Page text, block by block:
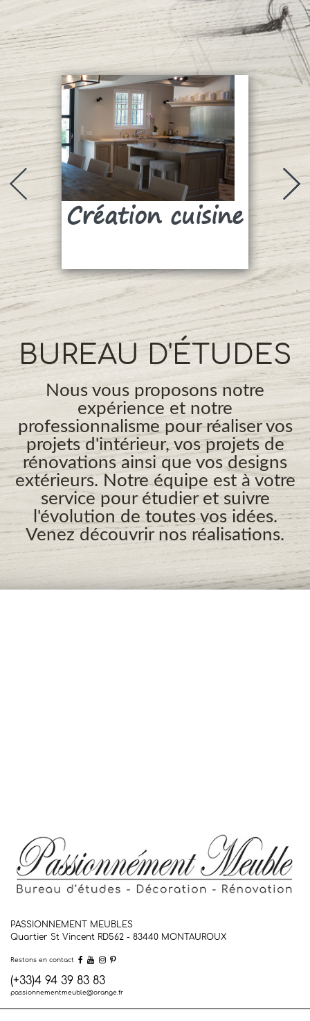
Création cuisine
BUREAU D'ÉTUDES
Nous vous proposons notre
expérience et notre
professionnalisme pour réaliser vos
projets d'intérieur, vos projets de
rénovations ainsi que vos designs
extérieurs. Notre équipe est à votre
service pour étudier et suivre
l'évolution de toutes vos idées.
Venez découvrir nos réalisations.
PASSIONNEMENT MEUBLES
Quartier St Vincent RD562 - 83440 MONTAUROUX
Restons en contact
(+33)4 94 39 83 83
passionnementmeuble@orange.fr